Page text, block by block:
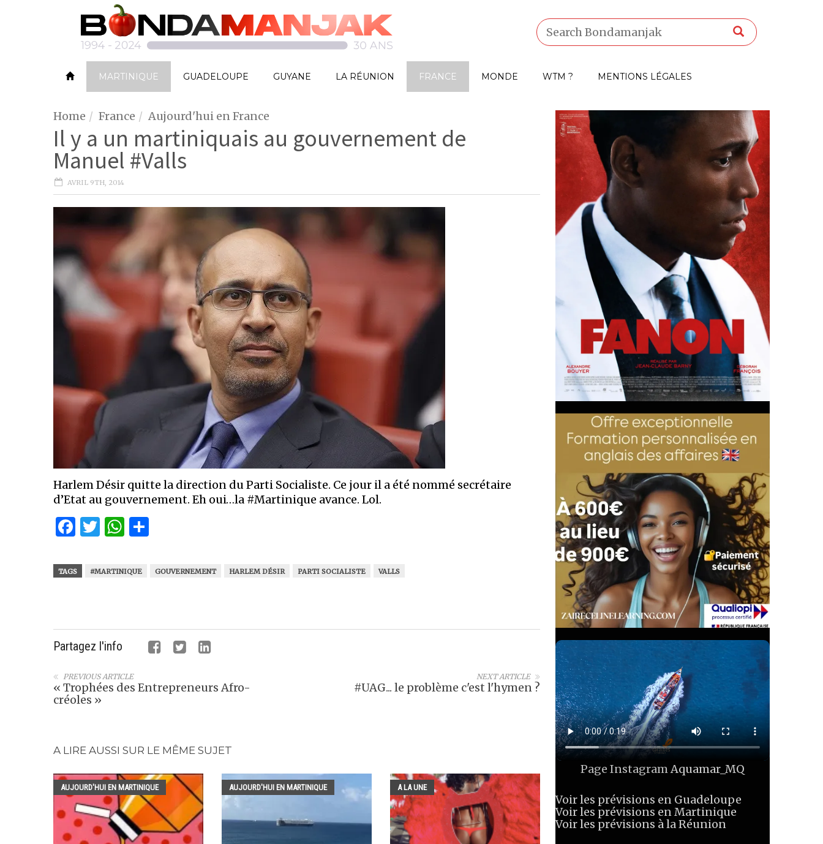
MARTINIQUE GUADELOUPE GUYANE LA RÉUNION FRANCE MONDE WTM ? MENTIONS LÉGALES
Home France Aujourd'hui en France
Il y a un martiniquais au gouvernement de
Manuel #Valls
AVRIL 9TH, 2014
Harlem Désir quitte la direction du Parti Socialiste. Ce jour il a été nommé secrétaire
d’Etat au gouvernement. Eh oui…la #Martinique avance. Lol.
Facebook
Twitter
WhatsApp
TAGS #MARTINIQUE GOUVERNEMENT HARLEM DÉSIR PARTI SOCIALISTE VALLS
Partagez l'info
NEXT ARTICLE
#UAG... le problème c'est l'hymen ?
PREVIOUS ARTICLE
« Trophées des Entrepreneurs Afro-
créoles »
A LIRE AUSSI SUR LE MÊME SUJET
AUJOURD'HUI EN MARTINIQUE AUJOURD'HUI EN MARTINIQUE A LA UNE
Page InstagramAquamar_MQ
Voir les prévisions en Guadeloupe
Voir les prévisions en Martinique
Voir les prévisions à la Réunion